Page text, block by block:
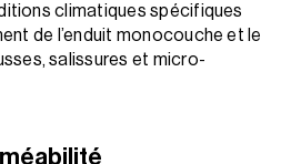
climatiques spécifiques
de l’enduit monocouche et le
salissures et micro-